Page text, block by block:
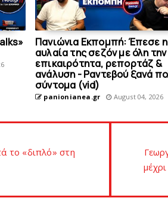
Πανιώνια Εκπομπή: Έπεσε η
αυλαία της σεζόν με όλη την
επικαιρότητα, ρεπορτάζ &
ανάλυση - Ραντεβού ξανά
σύντομα (vid)
panionianea.gr August 04, 2026
το «διπλό» στη